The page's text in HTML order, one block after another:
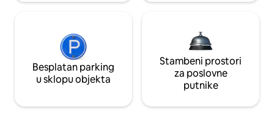
Besplatan parking
u sklopu objekta
Stambeni prostori
za poslovne
putnike